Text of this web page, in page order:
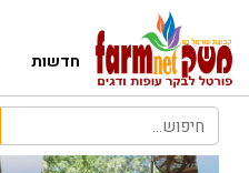
חדשות